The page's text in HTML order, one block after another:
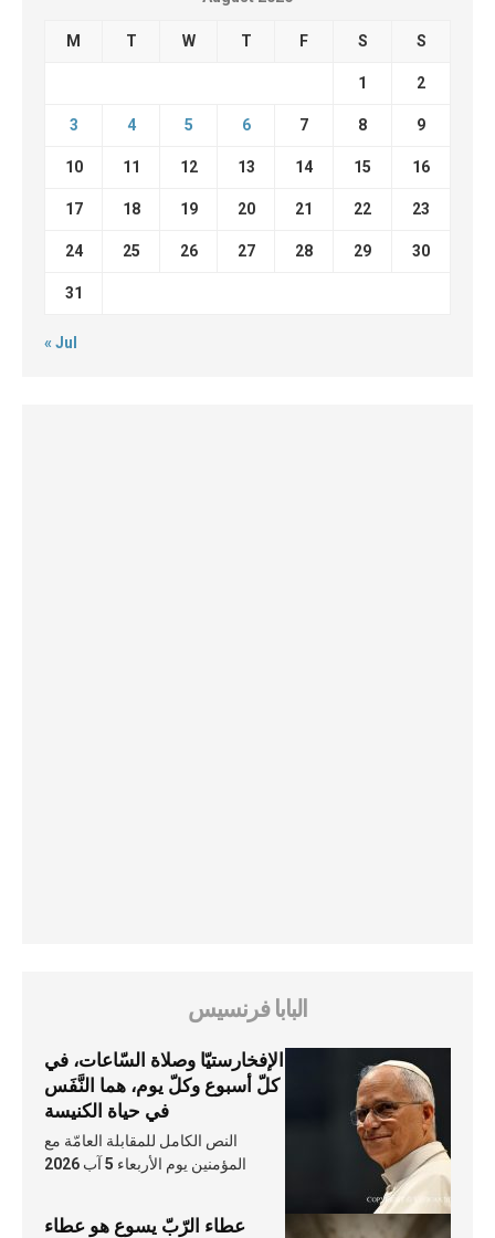
M T W T F S S
1 2
3 4 5 6 7 8 9
10 11 12 13 14 15 16
17 18 19 20 21 22 23
24 25 26 27 28 29 30
31
« Jul
البابا فرنسيس
الإفخارستيّا وصلاة السّاعات، في
كلّ أسبوع وكلّ يوم، هما النَّفَس
في حياة الكنيسة
النص الكامل للمقابلة العامّة مع
المؤمنين يوم الأربعاء 5 آب 2026
عطاء الرّبّ يسوع هو عطاء